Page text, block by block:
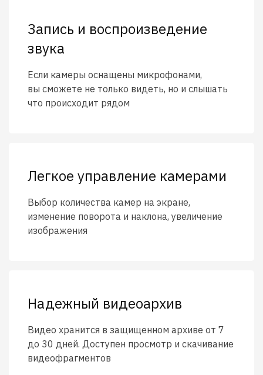
Запись и воспроизведение
звука
Если камеры оснащены микрофонами,
вы сможете не только видеть, но и слышать
что происходит рядом
Легкое управление камерами
Выбор количества камер на экране,
изменение поворота и наклона, увеличение
изображения
Надежный видеоархив
Видео хранится в защищенном архиве от 7
до 30 дней. Доступен просмотр и скачивание
видеофрагментов